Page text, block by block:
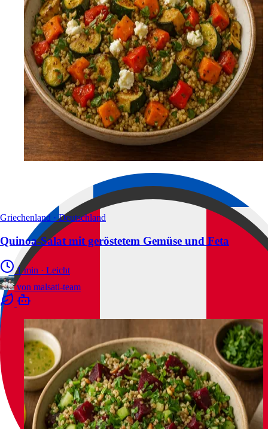
Griechenland · Deutschland
Quinoa-Salat mit geröstetem Gemüse und Feta
1 min · Leicht
von malsati-team